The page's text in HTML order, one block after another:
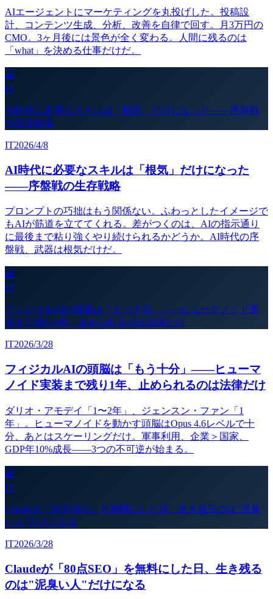
AIエージェントにマーケティングを丸投げした。投稿設
計、コンテンツ生成、分析、改善を自律で回す。月3万円の
CMO。3ヶ月後には景色が全く変わる。人間に残るのは
「what」を決める仕事だけだ。
💻
IT
AI時代に必要なスキルは「根気」だけになった——序盤戦
の生存戦略
IT2026/4/8
AI時代に必要なスキルは「根気」だけになった
——序盤戦の生存戦略
プロンプトの巧拙はもう関係ない。ふわっとしたイメージで
もAIが筋道を立ててくれる。差がつくのは、AIの指示通り
に最後まで粘り強くやり続けられるかどうか。AI時代の序
盤戦、武器は根気だけだ。
💻
IT
フィジカルAIの頭脳は「もう十分」——ヒューマノイド実
装まで残り1年、止められるのは法律だけ
IT2026/3/28
フィジカルAIの頭脳は「もう十分」——ヒューマ
ノイド実装まで残り1年、止められるのは法律だけ
ダリオ・アモデイ「1〜2年」、ジェンスン・ファン「1
年」。ヒューマノイドを動かす頭脳はOpus 4.6レベルで十
分、あとはスケーリングだけ。軍事利用、企業＞国家、
GDP年10%成長——3つの不可逆が始まる。
💻
IT
Claudeが「80点SEO」を無料にした日、生き残るのは"泥臭
い人"だけになる
IT2026/3/28
Claudeが「80点SEO」を無料にした日、生き残る
のは"泥臭い人"だけになる